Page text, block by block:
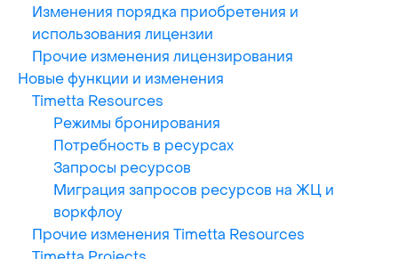
Изменения порядка приобретения и
использования лицензии
Прочие изменения лицензирования
Новые функции и изменения
Timetta Resources
Режимы бронирования
Потребность в ресурсах
Запросы ресурсов
Миграция запросов ресурсов на ЖЦ и
воркфлоу
Прочие изменения Timetta Resources